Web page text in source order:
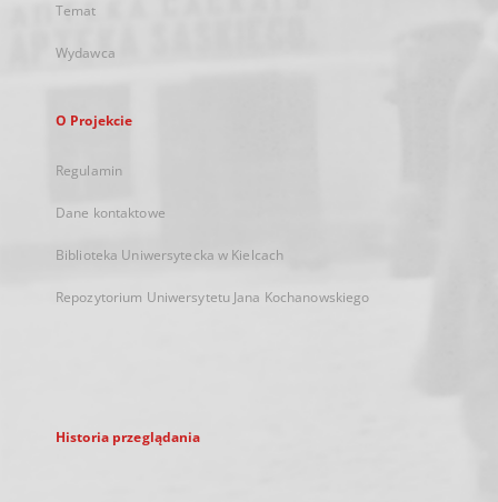
Temat
Wydawca
O Projekcie
Regulamin
Dane kontaktowe
Biblioteka Uniwersytecka w Kielcach
Repozytorium Uniwersytetu Jana Kochanowskiego
Historia przeglądania